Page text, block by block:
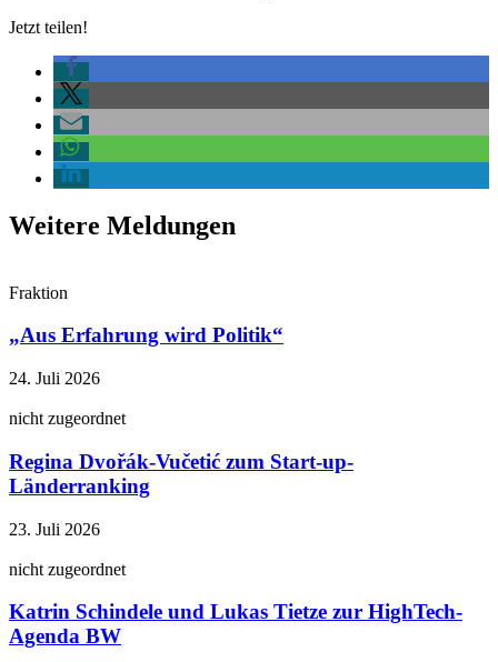
Jetzt teilen!
Weitere Meldungen
Fraktion
„Aus Erfahrung wird Politik“
24. Juli 2026
nicht zugeordnet
Regina Dvořák-Vučetić zum Start-up-
Länderranking
23. Juli 2026
nicht zugeordnet
Katrin Schindele und Lukas Tietze zur HighTech-
Agenda BW